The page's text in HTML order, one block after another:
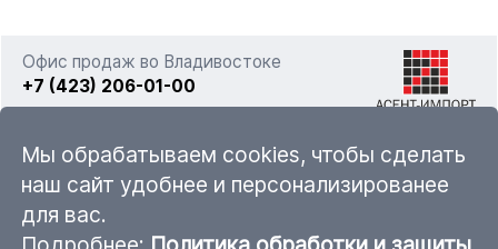
Офис продаж во Владивостоке
+7 (423) 206-01-00
sales@ascent-import.ru
Мы обрабатываем cookies, чтобы сделать
наш сайт удобнее и персонализированее
для вас.